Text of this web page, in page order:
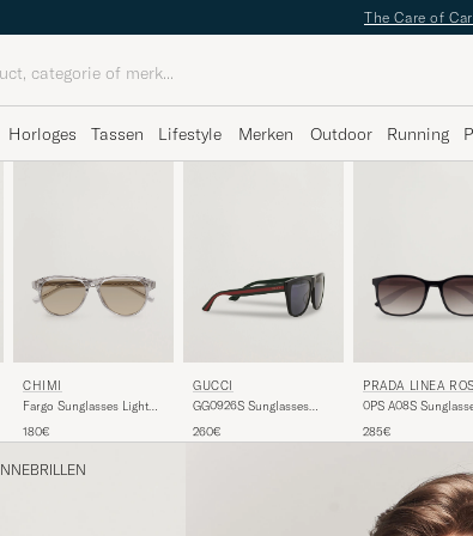
The Care of
Horloges Tassen Lifestyle Merken Outdoor Running
CHIMI
Fargo Sunglasses Light
180€
GUCCI
GG0926S Sunglasses
260€
PRADA LINEA
0PS A08S
285€